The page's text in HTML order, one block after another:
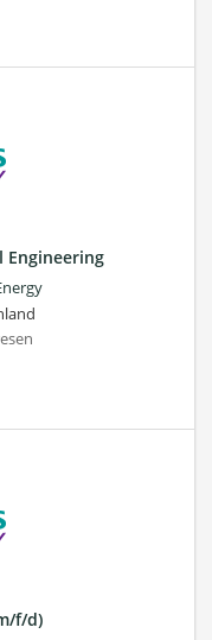
Engineering
f/d)